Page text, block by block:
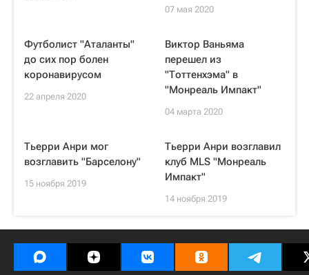
07 мая 2020
Футболист "Аталанты"
до сих пор болен
коронавирусом
22 апреля 2020
Виктор Ваньяма
перешел из
"Тоттенхэма" в
"Монреаль Импакт"
04 марта 2020
Тьерри Анри мог
возглавить "Барселону"
15 ноября 2019
Тьерри Анри возглавил
клуб MLS "Монреаль
Импакт"
14 ноября 2019